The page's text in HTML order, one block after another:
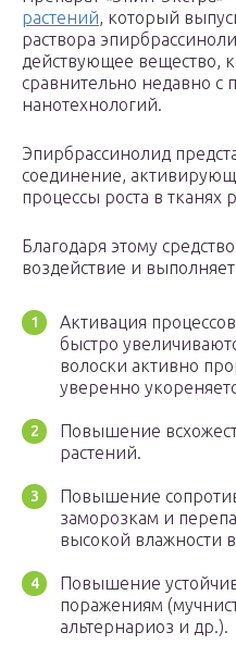
растений, который
раствора
действующее вещество,
сравнительно недавно
нанотехнологий.
Эпирбрассинолид
соединение,
процессы роста в тканях
Благодаря этому
воздействие и
Активация
быстро
волоски активно
уверенно
Повышение
растений.
Повышение
заморозкам и
высокой влажности
Повышение
поражениям
альтернариоз и др.).